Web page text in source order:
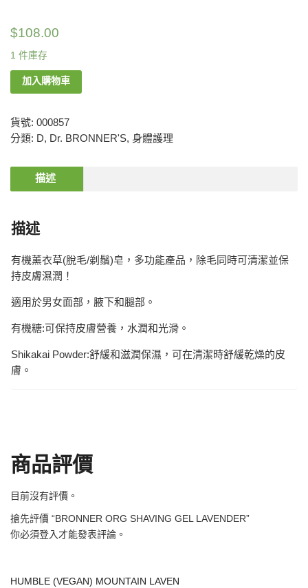
$108.00
1 件庫存
加入購物車
貨號: 000857
分類: D, Dr. BRONNER'S, 身體護理
描述
描述
有機薰衣草(脫毛/剃鬚)皂，多功能產品，除毛同時可清潔並保
持皮膚濕潤！
適用於男女面部，腋下和腿部。
有機糖:可保持皮膚營養，水潤和光滑。
Shikakai Powder:舒緩和滋潤保濕，可在清潔時舒緩乾燥的皮
膚。
商品評價
目前沒有評價。
搶先評價 “BRONNER ORG SHAVING GEL LAVENDER”
你必須登入 才能發表評論。
HUMBLE (VEGAN) MOUNTAIN LAVEN